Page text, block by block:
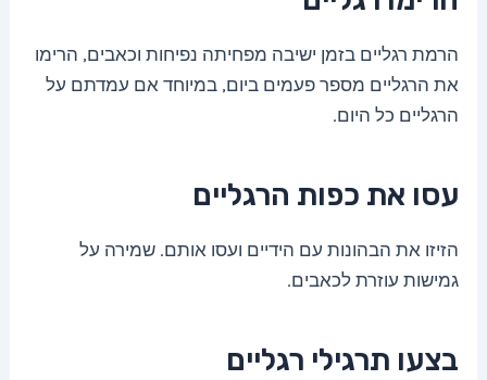
הרמת רגליים בזמן ישיבה מפחיתה נפיחות וכאבים, הרימו
את הרגליים מספר פעמים ביום, במיוחד אם עמדתם על
הרגליים כל היום.
עסו את כפות הרגליים
הזיזו את הבהונות עם הידיים ועסו אותם. שמירה על
גמישות עוזרת לכאבים.
בצעו תרגילי רגליים